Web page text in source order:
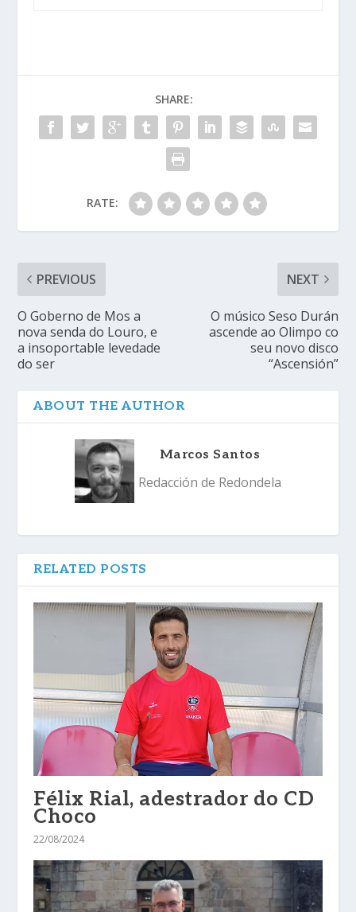
SHARE:
RATE:
PREVIOUS
O Goberno de Mos a
nova senda do Louro, e
a insoportable levedade
do ser
NEXT
O músico Seso Durán
ascende ao Olimpo co
seu novo disco
“Ascensión”
ABOUT THE AUTHOR
Marcos Santos
Redacción de Redondela
RELATED POSTS
Félix Rial, adestrador do CD
Choco
22/08/2024